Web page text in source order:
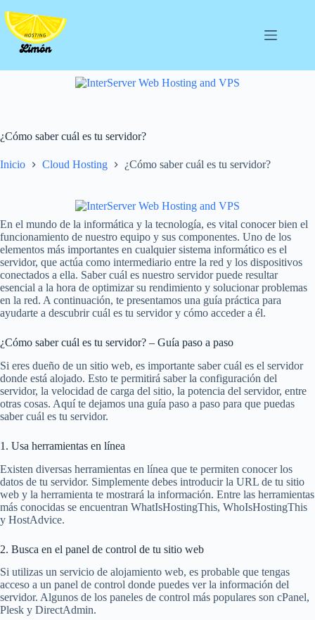
al
contenido
¿Cómo saber cuál es tu servidor?
Inicio Cloud Hosting ¿Cómo saber cuál es tu servidor?
En el mundo de la informática y la tecnología, es vital conocer bien el
funcionamiento de nuestro equipo y sus componentes. Uno de los
elementos más importantes en cualquier sistema informático es el
servidor, que actúa como intermediario entre la red y los dispositivos
conectados a ella. Saber cuál es nuestro servidor puede resultar
esencial a la hora de optimizar su rendimiento y solucionar problemas
en la red. A continuación, te presentamos una guía práctica para
ayudarte a descubrir cuál es tu servidor y cómo acceder a él.
¿Cómo saber cuál es tu servidor? – Guía paso a paso
Si eres dueño de un sitio web, es importante saber cuál es el servidor
donde está alojado. Esto te permitirá saber la configuración del
servidor, la velocidad de carga del sitio, la potencia del servidor, entre
otras cosas. Aquí te dejamos una guía paso a paso para que puedas
saber cuál es tu servidor.
1. Usa herramientas en línea
Existen diversas herramientas en línea que te permiten conocer los
datos de tu servidor. Simplemente debes introducir la URL de tu sitio
web y la herramienta te mostrará la información. Entre las herramientas
más conocidas se encuentran WhatIsHostingThis, WhoIsHostingThis
y HostAdvice.
2. Busca en el panel de control de tu sitio web
Si utilizas un servicio de alojamiento web, es probable que tengas
acceso a un panel de control donde puedes ver la información del
servidor. Algunos de los paneles de control más populares son cPanel,
Plesk y DirectAdmin.